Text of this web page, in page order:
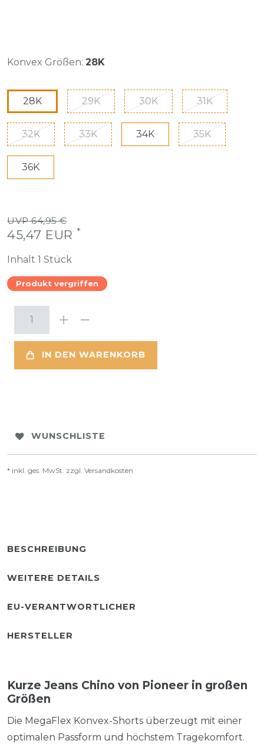
Konvex Größen: 28K
28K 29K 30K 31K
32K 33K 34K 35K
36K
UVP 64,95 €
45,47 EUR *
Inhalt 1 Stück
Produkt vergriffen
IN DEN WARENKORB
WUNSCHLISTE
* inkl. ges. MwSt. zzgl. Versandkosten
BESCHREIBUNG
WEITERE DETAILS
EU-VERANTWORTLICHER
HERSTELLER
Kurze Jeans Chino von Pioneer in großen
Größen
Die MegaFlex Konvex-Shorts überzeugt mit einer
optimalen Passform und höchstem Tragekomfort.